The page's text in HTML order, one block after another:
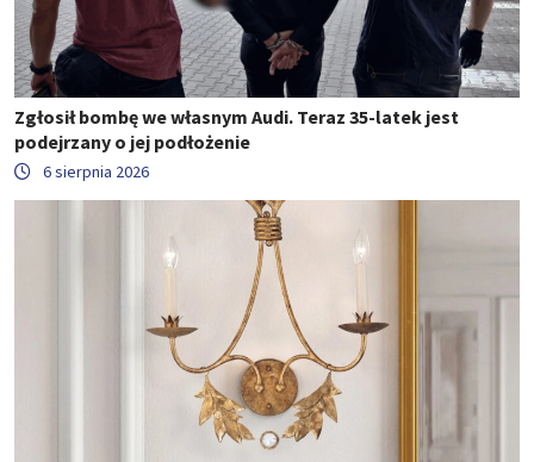
Zgłosił bombę we własnym Audi. Teraz 35-latek jest
podejrzany o jej podłożenie
6 sierpnia 2026